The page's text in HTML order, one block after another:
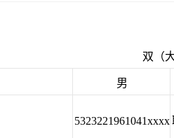
双（
男
5323221961041xxxx